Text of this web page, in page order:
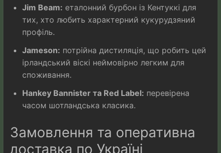
Jim Beam: еталонний бурбон із Кентуккі для
тих, хто любить характерний кукурудзяний
профіль.
Jameson: потрійна дистиляція, що робить цей
ірландський віскі неймовірно легким для
споживання.
Hankey Bannister та Red Label: перевірена
часом шотландська класика.
Замовлення та оперативна
доставка по Україні